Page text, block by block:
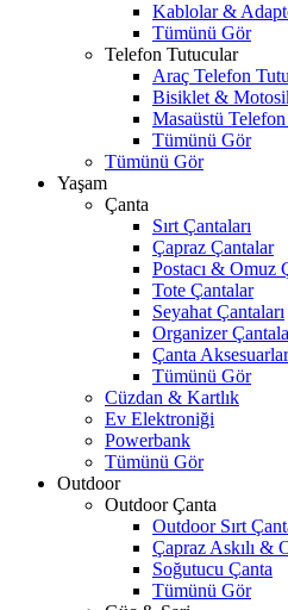
Kablolar &
Tümünü Gör
Telefon Tutucular
Araç Telefon
Bisiklet &
Masaüstü
Tümünü Gör
Tümünü Gör
Yaşam
Çanta
Sırt Çantaları
Çapraz Çantalar
Postacı & Omuz
Tote Çantalar
Seyahat Çantaları
Organizer
Çanta
Tümünü Gör
Cüzdan & Kartlık
Ev Elektroniği
Powerbank
Tümünü Gör
Outdoor
Outdoor Çanta
Outdoor Sırt
Çapraz Askılı &
Soğutucu Çanta
Tümünü Gör